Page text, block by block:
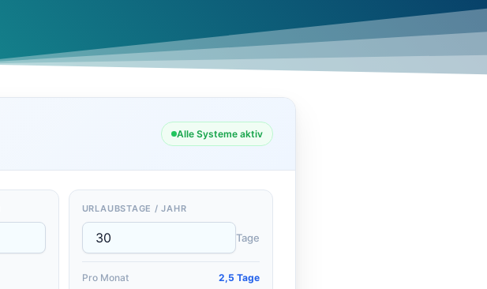
Alle Systeme aktiv
URLAUBSTAGE / JAHR
Tage
Pro Monat
2,5 Tage